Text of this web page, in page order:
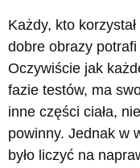
Każdy, kto
dobre obrazy
Oczywiście jak
fazie testów, ma
inne części ciała,
powinny. Jednak w
było liczyć na